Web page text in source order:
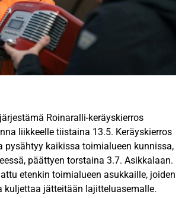
Roinaralli-keräyskierros
liikkeelle tiistaina 13.5. Keräyskierros
pysähtyy kaikissa toimialueen kunnissa,
päättyen torstaina 3.7. Asikkalaan.
etenkin toimialueen asukkaille, joiden
kuljettaa jätteitään lajitteluasemalle.